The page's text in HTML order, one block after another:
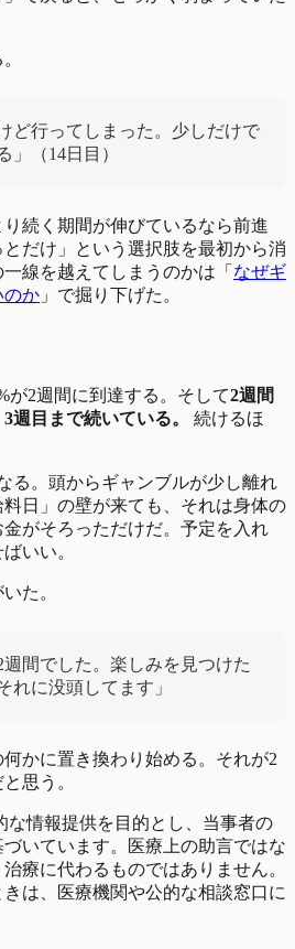
ど行ってしまった。少しだけで
」（14日目）
続く期間が伸びているなら前進
だけ」という選択肢を最初から消
線を越えてしまうのかは「 なぜギ
のか 」で掘り下げた。
が2週間に到達する。そして2週間
週目まで続いている。
続けるほ
る。頭からギャンブルが少し離れ
日」の壁が来ても、それは身体の
がそろっただけだ。予定を入れ
いい。
た。
週間でした。楽しみを見つけた
れに没頭してます」
かに置き換わり始める。それが2
思う。
な情報提供を目的とし、当事者の
いています。医療上の助言ではな
療に代わるものではありません。
は、医療機関や公的な相談窓口に